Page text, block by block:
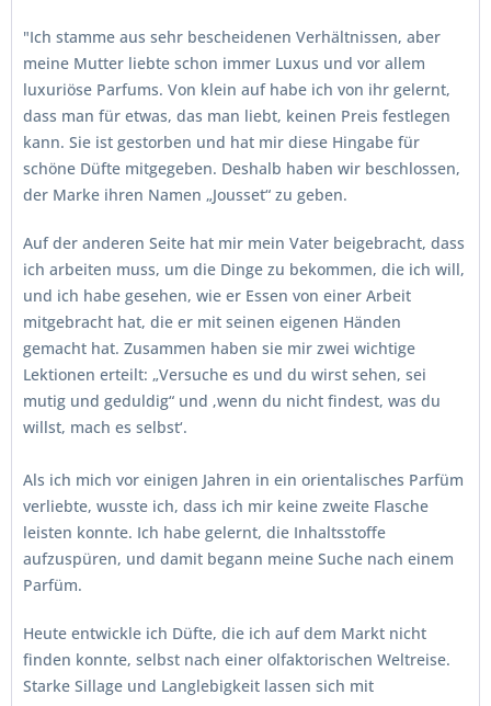
"Ich stamme aus sehr bescheidenen Verhältnissen, aber
meine Mutter liebte schon immer Luxus und vor allem
luxuriöse Parfums. Von klein auf habe ich von ihr gelernt,
dass man für etwas, das man liebt, keinen Preis festlegen
kann. Sie ist gestorben und hat mir diese Hingabe für
schöne Düfte mitgegeben. Deshalb haben wir beschlossen,
der Marke ihren Namen „Jousset“ zu geben.
Auf der anderen Seite hat mir mein Vater beigebracht, dass
ich arbeiten muss, um die Dinge zu bekommen, die ich will,
und ich habe gesehen, wie er Essen von einer Arbeit
mitgebracht hat, die er mit seinen eigenen Händen
gemacht hat. Zusammen haben sie mir zwei wichtige
Lektionen erteilt: „Versuche es und du wirst sehen, sei
mutig und geduldig“ und ‚wenn du nicht findest, was du
willst, mach es selbst‘.
Als ich mich vor einigen Jahren in ein orientalisches Parfüm
verliebte, wusste ich, dass ich mir keine zweite Flasche
leisten konnte. Ich habe gelernt, die Inhaltsstoffe
aufzuspüren, und damit begann meine Suche nach einem
Parfüm.
Heute entwickle ich Düfte, die ich auf dem Markt nicht
finden konnte, selbst nach einer olfaktorischen Weltreise.
Starke Sillage und Langlebigkeit lassen sich mit